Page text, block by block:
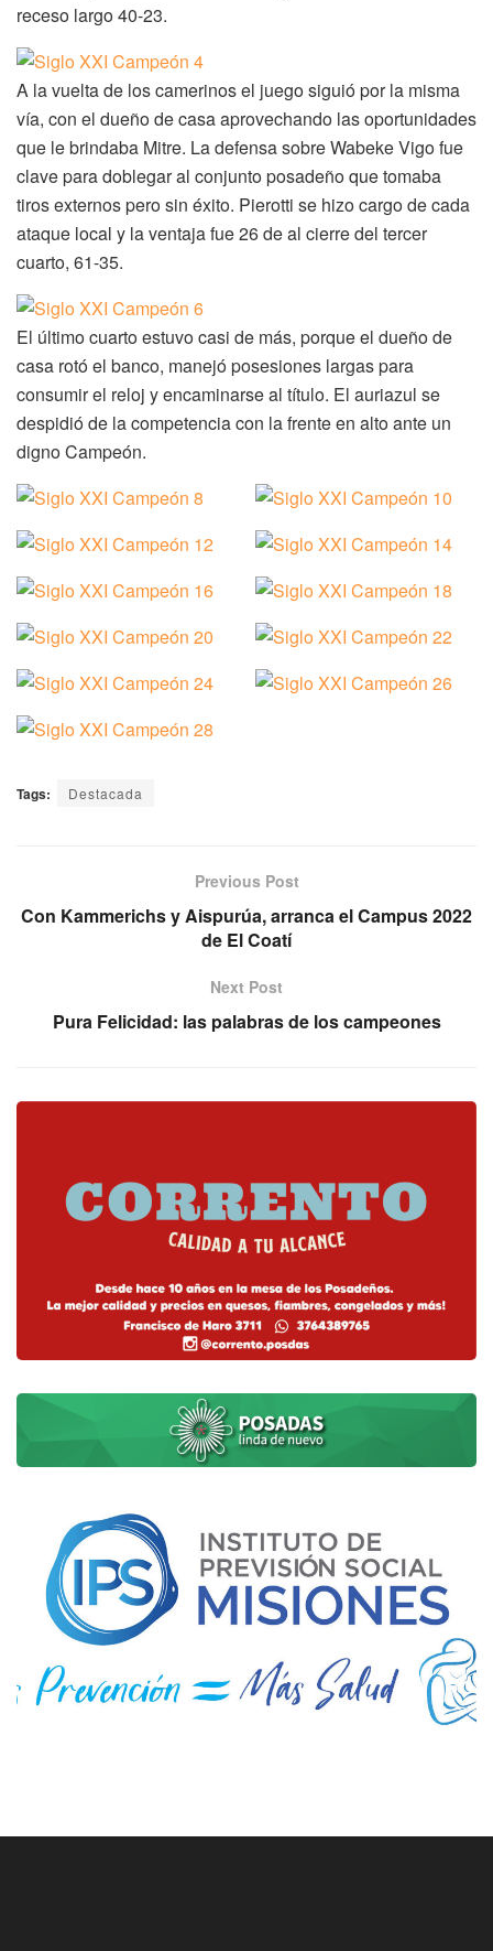
receso largo 40-23.
A la vuelta de los camerinos el juego siguió por la misma
vía, con el dueño de casa aprovechando las oportunidades
que le brindaba Mitre. La defensa sobre Wabeke Vigo fue
clave para doblegar al conjunto posadeño que tomaba
tiros externos pero sin éxito. Pierotti se hizo cargo de cada
ataque local y la ventaja fue 26 de al cierre del tercer
cuarto, 61-35.
El último cuarto estuvo casi de más, porque el dueño de
casa rotó el banco, manejó posesiones largas para
consumir el reloj y encaminarse al título. El auriazul se
despidió de la competencia con la frente en alto ante un
digno Campeón.
Tags: Destacada
Previous Post
Con Kammerichs y Aispurúa, arranca el Campus 2022
de El Coatí
Next Post
Pura Felicidad: las palabras de los campeones